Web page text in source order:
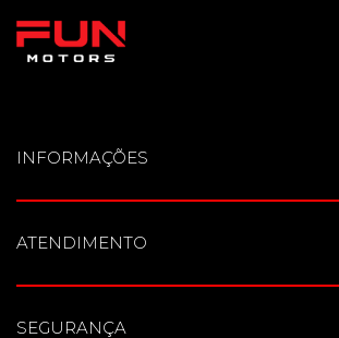
INFORMAÇÕES
ATENDIMENTO
SEGURANÇA